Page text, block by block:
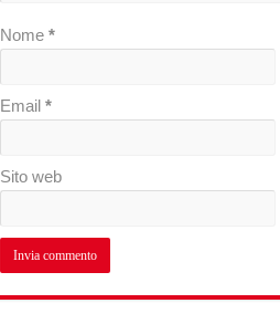
Nome *
Email *
Sito web